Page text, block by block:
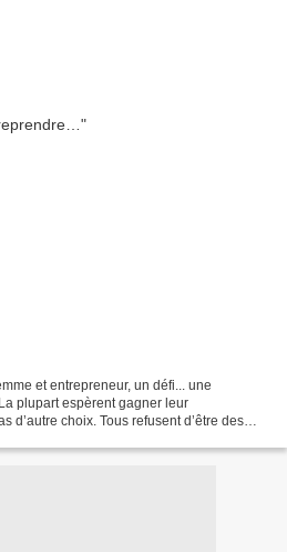
et entrepreneur, un défi... une
plupart espèrent gagner leur
d’autre choix. Tous refusent d’être des